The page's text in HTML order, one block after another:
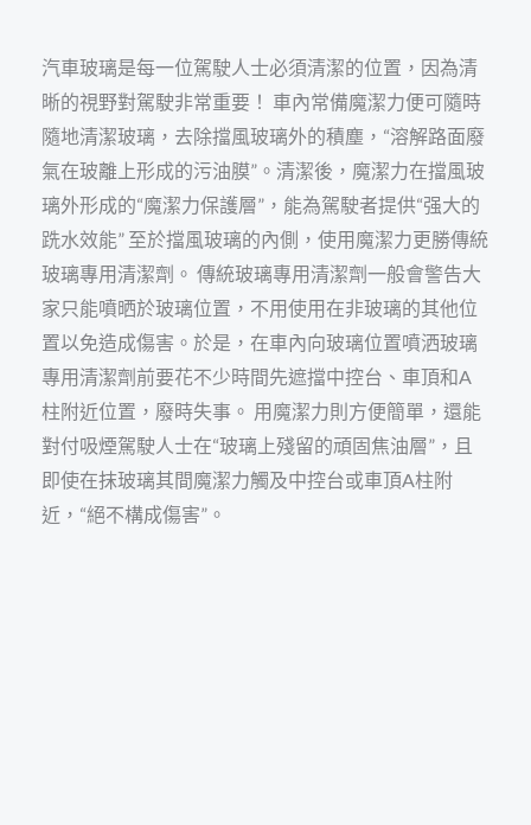
汽車玻璃是每一位駕駛人士必須清潔的位置，因為清
晰的視野對駕駛非常重要！ 車內常備魔潔力便可隨時
隨地清潔玻璃，去除擋風玻璃外的積塵，“溶解路面廢
氣在玻離上形成的污油膜”。清潔後，魔潔力在擋風玻
璃外形成的“魔潔力保護層”，能為駕駛者提供“强大的
跣水效能” 至於擋風玻璃的內側，使用魔潔力更勝傳統
玻璃專用清潔劑。 傳統玻璃專用清潔劑一般會警告大
家只能噴晒於玻璃位置，不用使用在非玻璃的其他位
置以免造成傷害。於是，在車內向玻璃位置噴洒玻璃
專用清潔劑前要花不少時間先遮擋中控台、車頂和A
柱附近位置，廢時失事。 用魔潔力則方便簡單，還能
對付吸煙駕駛人士在“玻璃上殘留的頑固焦油層”，且
即使在抹玻璃其間魔潔力觸及中控台或車頂A柱附
近，“絕不構成傷害”。